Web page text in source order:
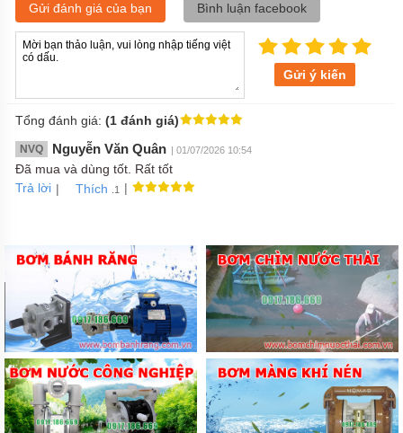
Gửi đánh giá của bạn Bình luận facebook
Gửi ý kiến
Tổng đánh giá: (1 đánh giá)
NVQ Nguyễn Văn Quân | 01/07/2026 10:54
Đã mua và dùng tốt. Rất tốt
Trả lời | Thích .1 |